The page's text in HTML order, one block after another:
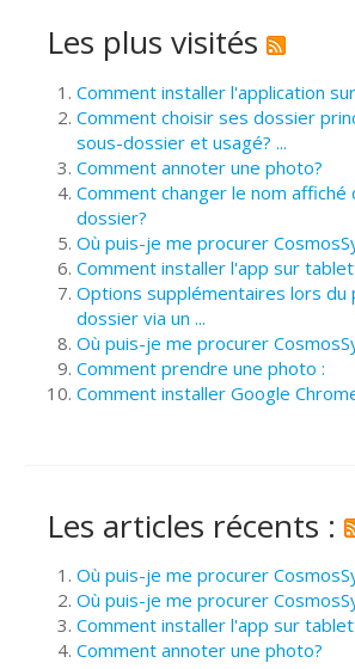
Les plus visités
Comment installer l'application
Comment choisir ses dossier
sous-dossier et usagé? ...
Comment annoter une photo?
Comment changer le nom affiché
dossier?
Où puis-je me procurer
Comment installer l'app sur
Options supplémentaires lors du
dossier via un ...
Où puis-je me procurer
Comment prendre une photo :
Comment installer Google
Les articles récents :
Où puis-je me procurer
Où puis-je me procurer
Comment installer l'app sur
Comment annoter une photo?